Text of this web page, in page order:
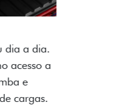
desafio. O Pack
para até 3,5
e overbumper,
proteção